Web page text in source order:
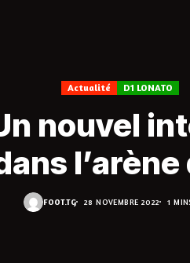
Actualité D1 LONATO
nouvel
FOOT.TG 28 NOVEMBRE 2022 1